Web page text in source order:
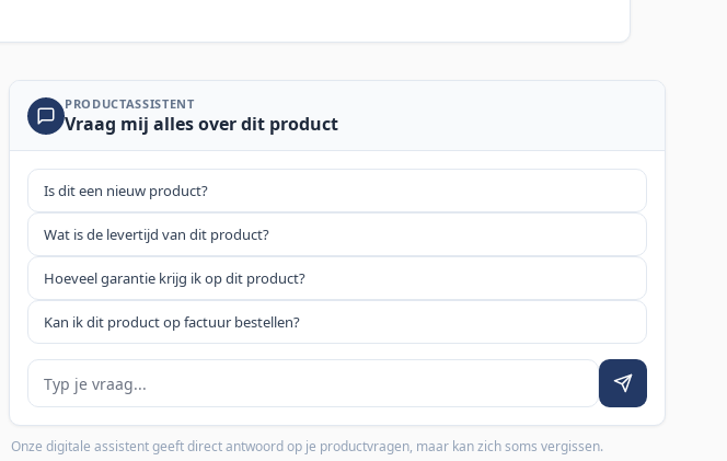
PRODUCTASSISTENT
Vraag mij alles over dit product
Is dit een nieuw product?
Wat is de levertijd van dit product?
Hoeveel garantie krijg ik op dit product?
Kan ik dit product op factuur bestellen?
Je vraag
Onze digitale assistent geeft direct antwoord op je productvragen, maar kan zich soms vergissen.